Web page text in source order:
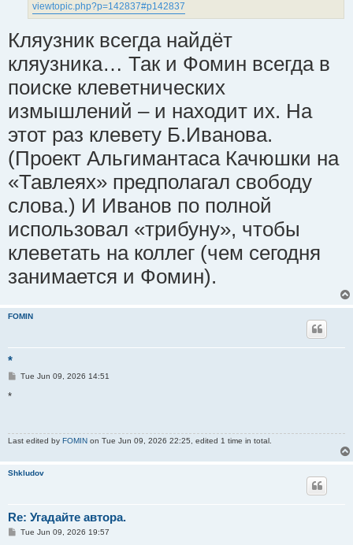
viewtopic.php?p=142837#p142837
Кляузник всегда найдёт
кляузника… Так и Фомин всегда в
поиске клеветнических
измышлений – и находит их. На
этот раз клевету Б.Иванова.
(Проект Альгимантаса Качюшки на
«Тавлеях» предполагал свободу
слова.) И Иванов по полной
использовал «трибуну», чтобы
клеветать на коллег (чем сегодня
занимается и Фомин).
FOMIN
*
PTue Jun 09, 2026 14:51
*
Last edited by FOMIN on Tue Jun 09, 2026 22:25, edited 1 time in total.
Shkludov
Re: Угадайте автора.
PTue Jun 09, 2026 19:57